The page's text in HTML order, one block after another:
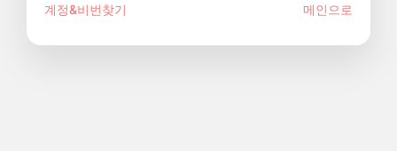
계정&비번찾기 메인으로